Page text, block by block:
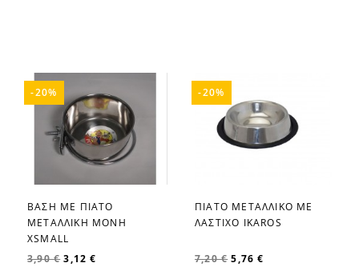
favorite_border
ΒΑΣΗ ΜΕ ΠΙΑΤΟ
ΜΕΤΑΛΛΙΚΗ ΜΟΝΗ
XSMALL
3,90 € 3,12 €
-20%
favorite_border
ΠΙΑΤΟ ΜΕΤΑΛΛΙΚΟ ΜΕ
ΛΑΣΤΙΧΟ IKAROS
7,20 € 5,76 €
-20%